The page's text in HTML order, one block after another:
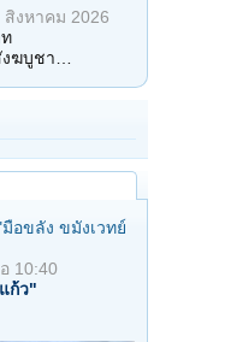
สิงหาคม 2026
งฆบูชา…
อขลัง ขมังเวทย์
10:40
ก้ว"